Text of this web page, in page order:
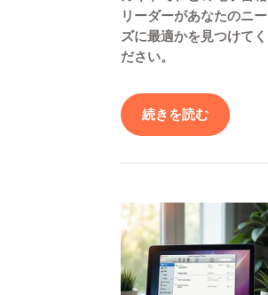
リーダーがあなたのニー
ズに最適かを見つけてく
ださい。
続きを読む